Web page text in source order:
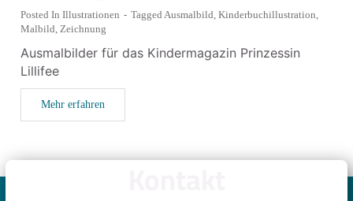
Posted In Illustrationen - Tagged Ausmalbild Kinderbuchillustration
Malbild Zeichnung
Ausmalbilder für das Kindermagazin Prinzessin
Lillifee
Mehr erfahren